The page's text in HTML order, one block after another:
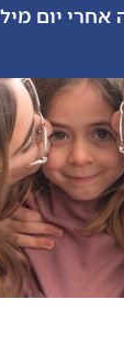
אחרי יום